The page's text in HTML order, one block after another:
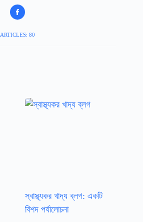
ARTICLES: 80
স্বাস্থ্যকর খাদ্য ব্লগ: একটি
বিশদ পর্যালোচনা